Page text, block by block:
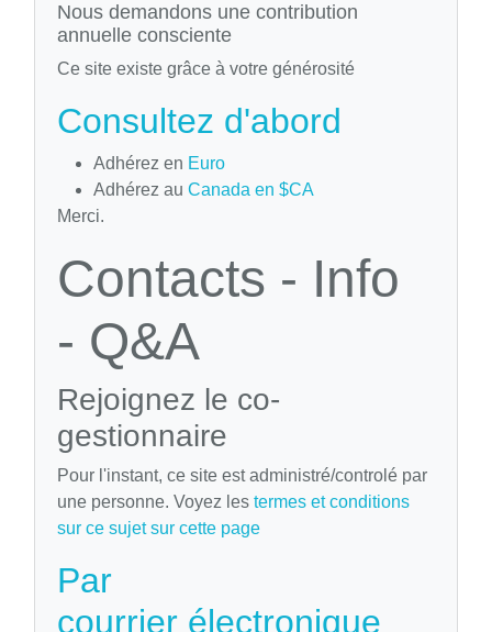
Nous demandons une contribution
annuelle consciente
Ce site existe grâce à votre générosité
Consultez d'abord
Adhérez en Euro
Adhérez au Canada en $CA
Merci.
Contacts - Info
- Q&A
Rejoignez le co-
gestionnaire
Pour l'instant, ce site est administré/controlé par
une personne. Voyez les termes et conditions
sur ce sujet sur cette page
Par
courrier électronique